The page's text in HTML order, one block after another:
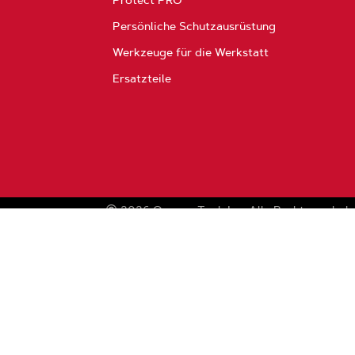
Persönliche Schutzausrüstung
Werkzeuge für die Werkstatt
Ersatzteile
2026 Oregon Tool, Inc. Alle Rechte